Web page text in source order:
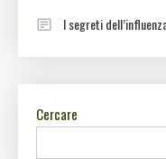
I segreti
Cercare